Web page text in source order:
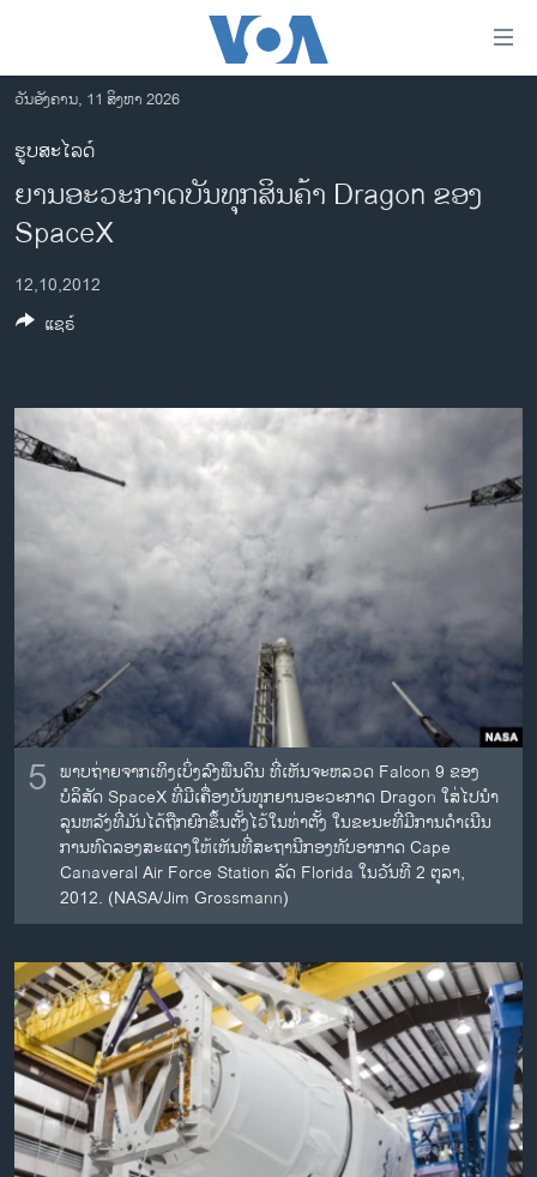
ເຂົ້າ
ຫາ
ຂ້າມ
ຂ້າມ
ຂ້າມ
ໄປ
ຫາ
ຊອກ
ລາວ
ອາເມຣິກາ
ການເລືອກຕັ້ງ ປະທານາທີບໍດີ ສະຫະລັດ 2024
ຂ່າວ​ຈີນ
ອິດສະຫຼະພາບດ້ານການຂ່າວ
ຊີວິດຊາວລາວ
ວິທະຍາສາດ-ເທັກໂນໂລຈີ
ພາສາອັງກິດ
ວີດີໂອ
ສຽງ
ລາຍການກະຈາຍສຽງ
ລາຍງານ
ຕິດຕາມພວກເຮົາ ທີ່
ພາສາຕ່າງໆ
ວັນອັງຄານ, 11 ສິງຫາ 2026
ຮູບສະໄລດ໌
ຍານອະວະກາດບັນທຸກສິນຄ້າ Dragon ຂອງ
SpaceX
12,10,2012
5 ພາບຖ່າຍຈາກເທິງເບິ່ງລົງພືນດິນ ທີ່ເຫັນຈະຫລວດ Falcon 9 ຂອງ
ບໍລິສັດ SpaceX ທີ່ມີເຄື່ອງບັນທຸກຍານອະວະກາດ Dragon ໃສ່ໄປນໍາ
ລຸນຫລັງທີ່ມັນໄດ້ຖືກຍົກຂຶ້ນຕັ້ງໄວ້ໃນທ່າຕັ້ງ ໃນຂະນະທີ່ມີການດໍາເນີນ
ການທົດລອງສະແດງໃຫ້ເຫັນທີ່ສະຖານີກອງທັບອາກາດ Cape
Canaveral Air Force Station ລັດ Florida ໃນວັນທີ 2 ຕຸລາ,
2012. (NASA/Jim Grossmann)
ແຊຣ໌